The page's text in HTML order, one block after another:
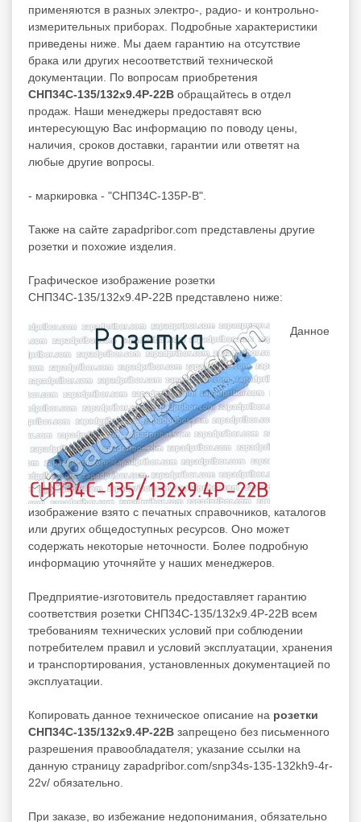
применяются в разных электро-, радио- и контрольно-
измерительных приборах. Подробные характеристики
приведены ниже. Мы даем гарантию на отсутствие
брака или других несоответствий технической
документации. По вопросам приобретения
СНП34С-135/132х9.4Р-22В обращайтесь в отдел
продаж. Наши менеджеры предоставят всю
интересующую Вас информацию по поводу цены,
наличия, сроков доставки, гарантии или ответят на
любые другие вопросы.
- маркировка - "СНП34С-135Р-В".
Также на сайте zapadpribor.com представлены другие
розетки и похожие изделия.
Графическое изображение розетки
СНП34С-135/132х9.4Р-22В представлено ниже:
Данное
изображение взято с печатных справочников, каталогов
или других общедоступных ресурсов. Оно может
содержать некоторые неточности. Более подробную
информацию уточняйте у наших менеджеров.
Предприятие-изготовитель предоставляет гарантию
соответствия розетки СНП34С-135/132х9.4Р-22В всем
требованиям технических условий при соблюдении
потребителем правил и условий эксплуатации, хранения
и транспортирования, установленных документацией по
эксплуатации.
Копировать данное техническое описание на розетки
СНП34С-135/132х9.4Р-22В запрещено без письменного
разрешения правообладателя; указание ссылки на
данную страницу zapadpribor.com/snp34s-135-132kh9-4r-
22v/ обязательно.
При заказе, во избежание недопонимания, обязательно